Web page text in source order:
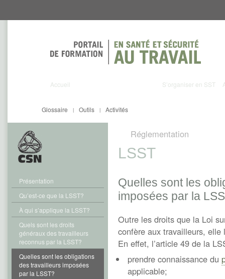
au
au
Accueil S’organiser en SST
Activités
Outils |
Glossaire |
Présentation
Qu’est-ce que la LSST?
À qui s’applique la LSST?
Quels sont les droits
généraux des travailleurs
reconnus par la LSST?
Quelles sont les obligations
des travailleurs imposées
par la LSST?
Réglementation
LSST
Quelles sont les
imposées par la
Outre les droits que la Loi
confère aux travailleurs,
En effet, l’article 49 de la
prendre connaissance du
applicable;